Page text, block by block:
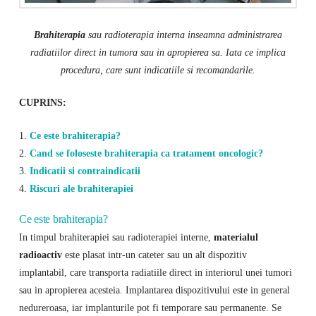
Brahiterapiasau radioterapia interna inseamna administrarea
radiatiilor direct in tumora sau in apropierea sa. Iata ce implica
procedura, care sunt indicatiile si recomandarile.
CUPRINS:
1.
Ce este brahiterapia?
2. Cand se foloseste brahiterapia ca tratament oncologic?
3. Indicatii si contraindicatii
4. Riscuri ale brahiterapiei
Ce este brahiterapia?
In timpul brahiterapiei sau radioterapiei interne, materialul
radioactiveste plasat intr-un cateter sau un alt dispozitiv
implantabil, care transporta radiatiile direct in interiorul unei tumori
sau in apropierea acesteia. Implantarea dispozitivului este in general
nedureroasa, iar implanturile pot fi temporare sau permanente. Se